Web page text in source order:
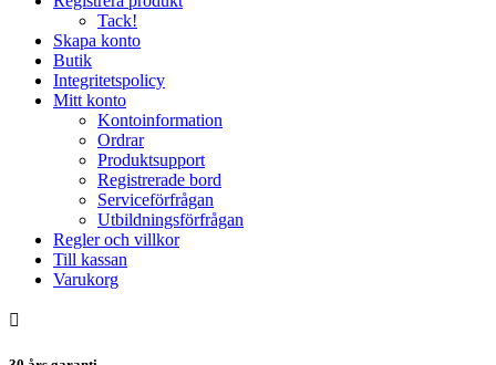
Tack!
Skapa konto
Butik
Integritetspolicy
Mitt konto
Kontoinformation
Ordrar
Produktsupport
Registrerade bord
Serviceförfrågan
Utbildningsförfrågan
Regler och villkor
Till kassan
Varukorg